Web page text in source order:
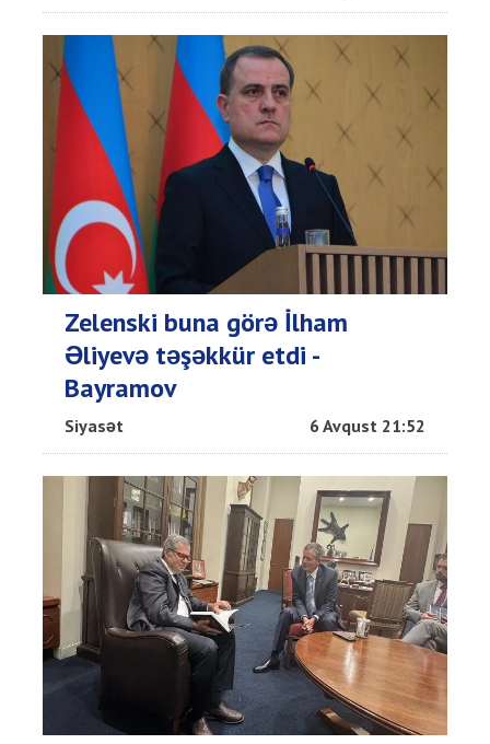
Zelenski buna görə İlham
Əliyevə təşəkkür etdi -
Bayramov
Siyasət 6 Avqust 21:52